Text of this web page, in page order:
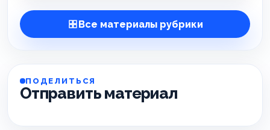
Все материалы рубрики
ПОДЕЛИТЬСЯ
Отправить материал